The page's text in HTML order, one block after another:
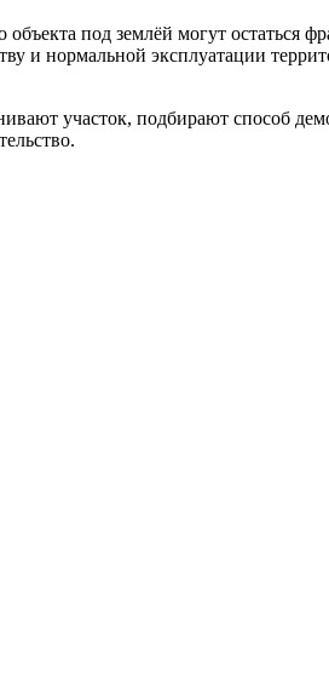
под землёй могут остаться
и нормальной эксплуатации
участок, подбирают способ